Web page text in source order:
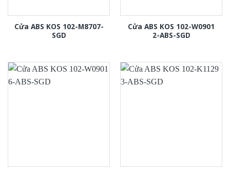
Cửa ABS KOS 102-M8707-
SGD
Cửa ABS KOS 102-W0901
2-ABS-SGD